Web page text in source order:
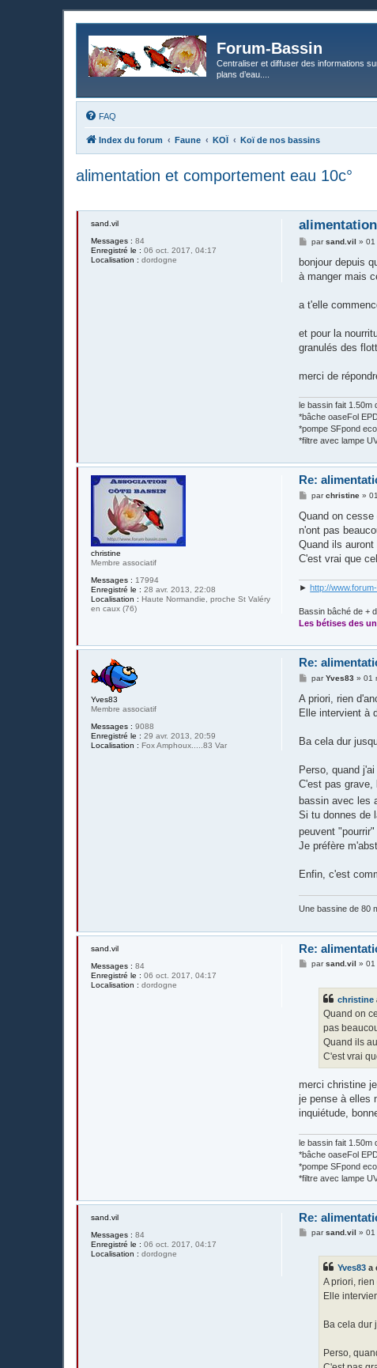
Forum-Bassin
Centraliser et diffuser des informations
plans d’eau....
FAQ
Index du forum Faune KOÏ Koï de nos bassins
alimentation et comportement eau 10c°
sand.vil
Messages : 84
Enregistré le : 06 oct. 2017, 04:17
Localisation : dordogne
M
s
a
parsand.vil »01
bonjour depuis
à manger mais
a t'elle
et pour la
granulés des
merci de
le bassin fait 1.50m
*bâche oaseFol
*pompe SFpond
*filtre avec lampe
christine
Membre associatif
Messages : 17994
Enregistré le : 28 avr. 2013, 22:08
Localisation : Haute Normandie, proche St Valéry
en caux (76)
Re:
M
s
a
g
parchristine »
Quand on
n'ont pas
Quand ils
C'est vrai que
► http://
Bassin bâché de +
Les bétises des
Yves83
Membre associatif
Messages : 9088
Enregistré le : 29 avr. 2013, 20:59
Localisation : Fox Amphoux.....83 Var
Re:
M
s
s
a
parYves83 »01
A priori, rien
Elle intervient à
Ba cela dur
Perso, quand
C'est pas grave,
bassin avec les
Si tu donnes de
peuvent
Je préfère
Enfin, c'est
Une bassine de 80
sand.vil
Messages : 84
Enregistré le : 06 oct. 2017, 04:17
Localisation : dordogne
Re:
Mparsand.vil »01
christine
Quand on
pas
Quand ils
C'est vrai
merci christine
je pense à elles
inquiétude,
le bassin fait 1.50m
*bâche oaseFol
*pompe SFpond
*filtre avec lampe
sand.vil
Messages : 84
Enregistré le : 06 oct. 2017, 04:17
Localisation : dordogne
Re:
Mparsand.vil »01
Yves83 a
A priori,
Elle
Ba cela dur
Perso,